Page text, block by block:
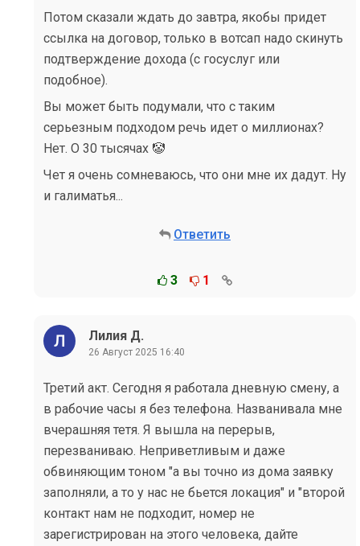
Потом сказали ждать до завтра, якобы придет
ссылка на договор, только в вотсап надо скинуть
подтверждение дохода (с госуслуг или
подобное).
Вы может быть подумали, что с таким
серьезным подходом речь идет о миллионах?
Нет. О 30 тысячах 🤡
Чет я очень сомневаюсь, что они мне их дадут. Ну
и галиматья...
Ответить
3 1
Лилия Д.
26 Август 2025 16:40
Третий акт. Сегодня я работала дневную смену, а
в рабочие часы я без телефона. Названивала мне
вчерашняя тетя. Я вышла на перерыв,
перезваниваю. Неприветливым и даже
обвиняющим тоном "а вы точно из дома заявку
заполняли, а то у нас не бьется локация" и "второй
контакт нам не подходит, номер не
зарегистрирован на этого человека, дайте